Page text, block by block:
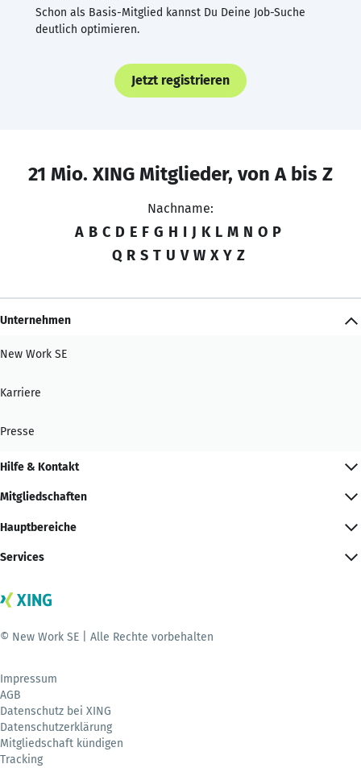
Schon als Basis-Mitglied kannst Du Deine Job-Suche
deutlich optimieren.
Jetzt registrieren
21 Mio. XING Mitglieder, von A bis Z
Nachname:
A B C D E F G H I J K L M N O P
Q R S T U V W X Y Z
Unternehmen
New Work SE
Karriere
Presse
Hilfe & Kontakt
Mitgliedschaften
Hauptbereiche
Services
© New Work SE | Alle Rechte vorbehalten
Impressum
AGB
Datenschutz bei XING
Datenschutzerklärung
Mitgliedschaft kündigen
Tracking